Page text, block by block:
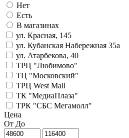
Нет
Есть
В магазинах
ул. Красная, 145
ул. Кубанская Набережная 35а
ул. Атарбекова, 40
ТРЦ "Любимово"
ТЦ "Московский"
ТРЦ West Mall
ТК "МедиаПлаза"
ТРК "СБС Мегамолл"
Цена
От До